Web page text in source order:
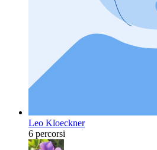
Leo Kloeckner
6 percorsi